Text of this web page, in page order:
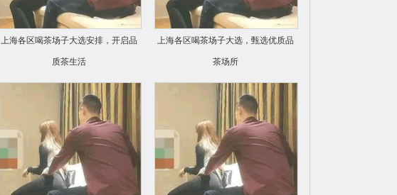
上海各区喝茶场子大选安排，开启品
质茶生活
上海各区喝茶场子大选，甄选优质品
茶场所